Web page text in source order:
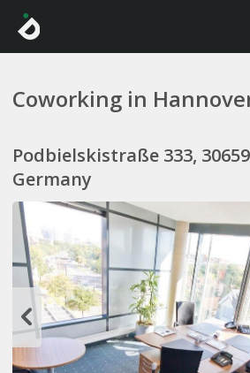
Coworking in
Podbielskistraße 333,
Germany